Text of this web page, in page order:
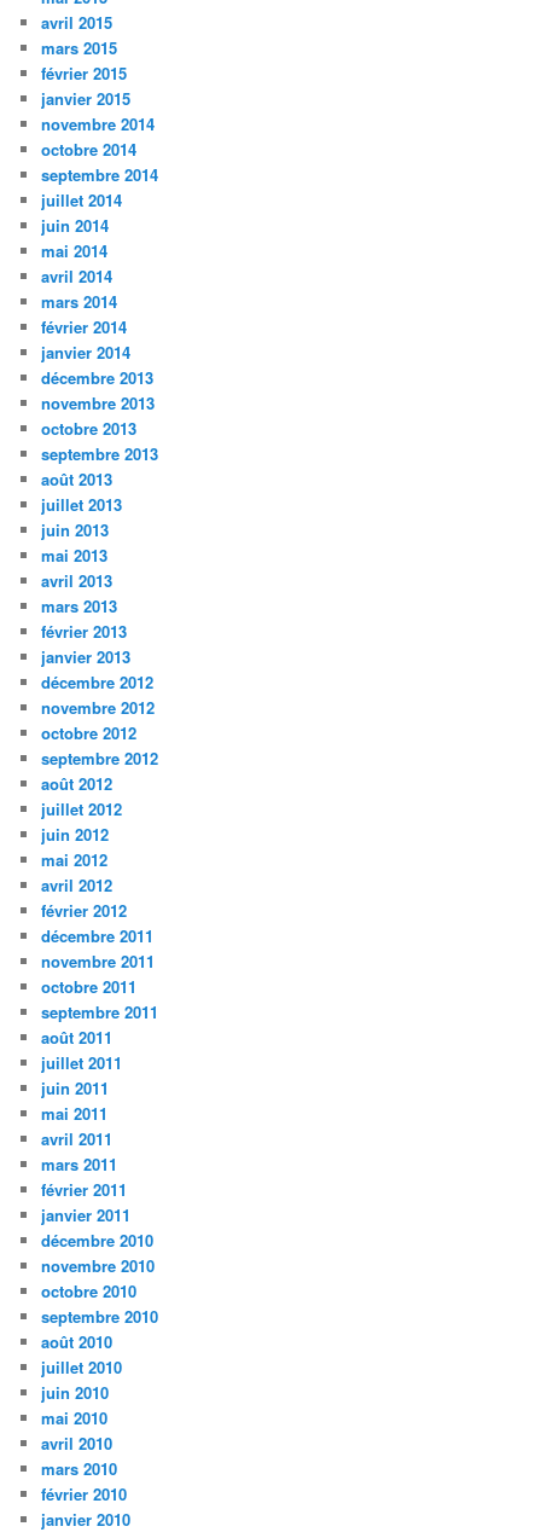
avril 2015
mars 2015
février 2015
janvier 2015
novembre 2014
octobre 2014
septembre 2014
juillet 2014
juin 2014
mai 2014
avril 2014
mars 2014
février 2014
janvier 2014
décembre 2013
novembre 2013
octobre 2013
septembre 2013
août 2013
juillet 2013
juin 2013
mai 2013
avril 2013
mars 2013
février 2013
janvier 2013
décembre 2012
novembre 2012
octobre 2012
septembre 2012
août 2012
juillet 2012
juin 2012
mai 2012
avril 2012
février 2012
décembre 2011
novembre 2011
octobre 2011
septembre 2011
août 2011
juillet 2011
juin 2011
mai 2011
avril 2011
mars 2011
février 2011
janvier 2011
décembre 2010
novembre 2010
octobre 2010
septembre 2010
août 2010
juillet 2010
juin 2010
mai 2010
avril 2010
mars 2010
février 2010
janvier 2010